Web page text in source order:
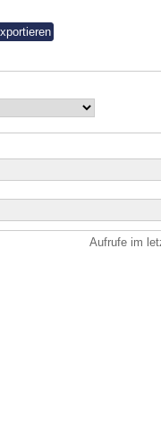
Aufrufe im